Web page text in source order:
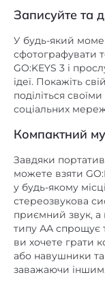
Записуйте та
У будь-який
сфотографувати
GO:KEYS 3 і
ідеї. Покажіть
поділіться
соціальних
Компактний
Завдяки
можете взяти
у будь-якому
стереозвукова
приємний звук, а
типу АА спрощує
ви хочете грати
або навушники та
заважаючи іншим.